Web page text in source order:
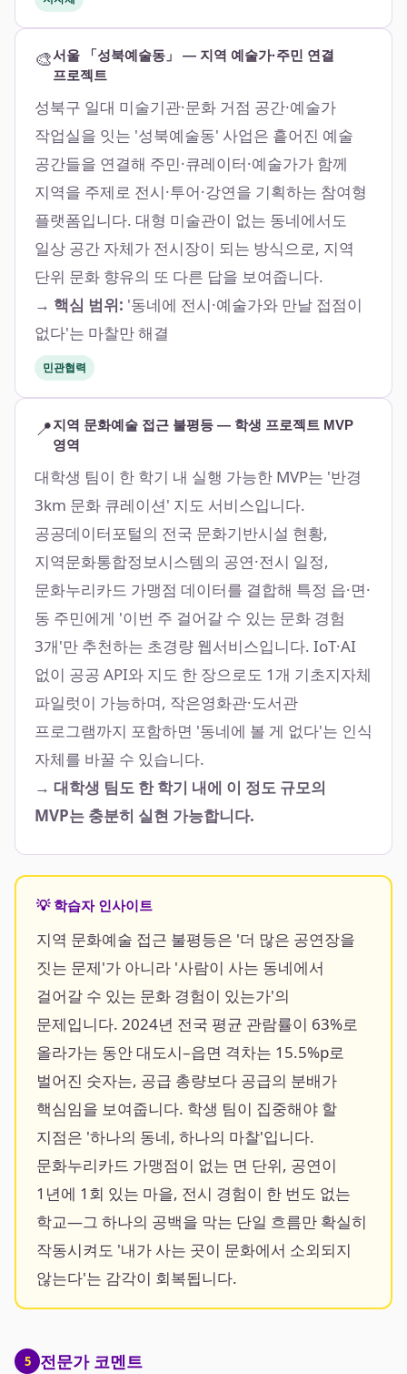
🎨서울 「성북예술동」 — 지역 예술가·주민 연결
프로젝트
성북구 일대 미술기관·문화 거점 공간·예술가
작업실을 잇는 '성북예술동' 사업은 흩어진 예술
공간들을 연결해 주민·큐레이터·예술가가 함께
지역을 주제로 전시·투어·강연을 기획하는 참여형
플랫폼입니다. 대형 미술관이 없는 동네에서도
일상 공간 자체가 전시장이 되는 방식으로, 지역
단위 문화 향유의 또 다른 답을 보여줍니다.
→ 핵심 범위: '동네에 전시·예술가와 만날 접점이
없다'는 마찰만 해결
민관협력
📍지역 문화예술 접근 불평등 — 학생 프로젝트 MVP
영역
대학생 팀이 한 학기 내 실행 가능한 MVP는 '반경
3km 문화 큐레이션' 지도 서비스입니다.
공공데이터포털의 전국 문화기반시설 현황,
지역문화통합정보시스템의 공연·전시 일정,
문화누리카드 가맹점 데이터를 결합해 특정 읍·면·
동 주민에게 '이번 주 걸어갈 수 있는 문화 경험
3개'만 추천하는 초경량 웹서비스입니다. IoT·AI
없이 공공 API와 지도 한 장으로도 1개 기초지자체
파일럿이 가능하며, 작은영화관·도서관
프로그램까지 포함하면 '동네에 볼 게 없다'는 인식
자체를 바꿀 수 있습니다.
→ 대학생 팀도 한 학기 내에 이 정도 규모의
MVP는 충분히 실현 가능합니다.
💡 학습자 인사이트
지역 문화예술 접근 불평등은 '더 많은 공연장을
짓는 문제'가 아니라 '사람이 사는 동네에서
걸어갈 수 있는 문화 경험이 있는가'의
문제입니다. 2024년 전국 평균 관람률이 63%로
올라가는 동안 대도시–읍면 격차는 15.5%p로
벌어진 숫자는, 공급 총량보다 공급의 분배가
핵심임을 보여줍니다. 학생 팀이 집중해야 할
지점은 '하나의 동네, 하나의 마찰'입니다.
문화누리카드 가맹점이 없는 면 단위, 공연이
1년에 1회 있는 마을, 전시 경험이 한 번도 없는
학교—그 하나의 공백을 막는 단일 흐름만 확실히
작동시켜도 '내가 사는 곳이 문화에서 소외되지
않는다'는 감각이 회복됩니다.
5 전문가 코멘트